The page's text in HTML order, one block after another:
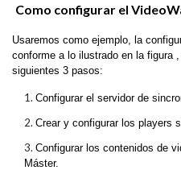
Como configurar el
Usaremos como ejemplo, la
conforme a lo ilustrado en la figura
siguientes 3 pasos:
Configurar el servidor de
Crear y configurar los players
Configurar los contenidos de
Máster.